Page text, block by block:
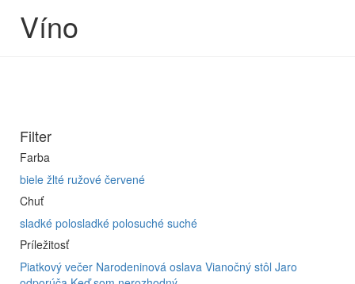
Víno
Filter
Farba
biele žlté ružové červené
Chuť
sladké polosladké polosuché suché
Príležitosť
Piatkový večer Narodeninová oslava Vianočný stôl Jaro